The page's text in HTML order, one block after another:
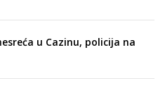
u Cazinu, policija na